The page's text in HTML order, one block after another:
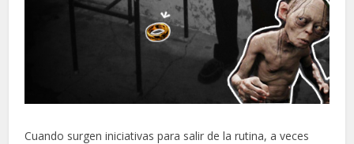
Cuando surgen iniciativas para salir de la rutina, a veces